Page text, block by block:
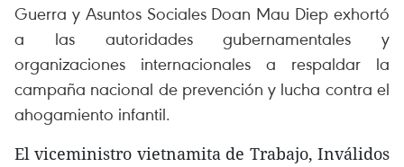
Guerra y Asuntos Sociales Doan Mau Diep exhortó
a las autoridades gubernamentales y
organizaciones internacionales a respaldar la
campaña nacional de prevención y lucha contra el
ahogamiento infantil.
El viceministro vietnamita de Trabajo, Inválidos